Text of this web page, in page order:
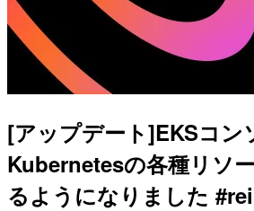
[アップデート]EKSコン
Kubernetesの各種リソ
るようになりました